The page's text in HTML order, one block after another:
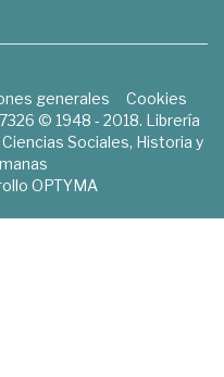
generales
Cookies
© 1948 - 2018. Librería
Sociales, Historia y
OPTYMA